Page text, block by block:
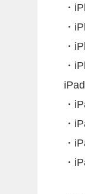
・
・
・
・
・
・
・
・